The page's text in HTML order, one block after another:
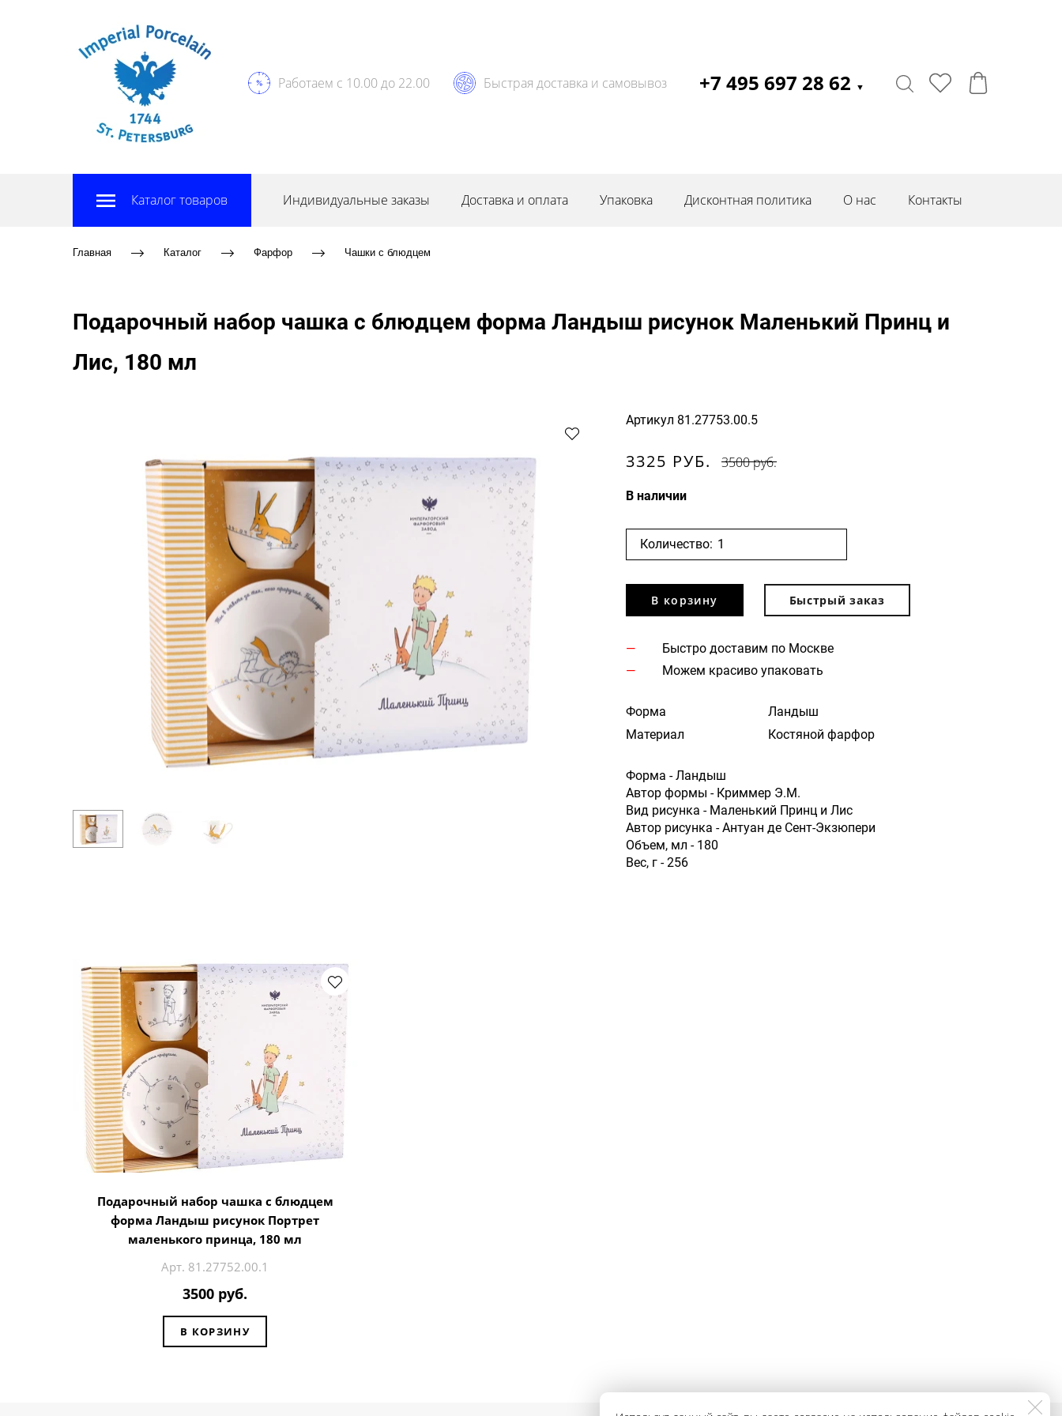
Работаем с 10.00 до 22.00 Быстрая доставка и самовывоз +7 495 697 28 62 ▼
Каталог товаров Индивидуальные заказы Доставка и оплата Упаковка Дисконтная политика О нас Контакты
Главная Каталог Фарфор Чашки с блюдцем
Подарочный набор чашка с блюдцем форма Ландыш рисунок Маленький Принц и
Лис, 180 мл
Артикул 81.27753.00.5
3325 РУБ. 3500 руб.
В наличии
Количество:
В корзину Быстрый заказ
Быстро доставим по Москве
Можем красиво упаковать
Форма
Ландыш
Материал
Костяной фарфор
Форма - Ландыш
Автор формы - Криммер Э.М.
Вид рисунка - Маленький Принц и Лис
Автор рисунка - Антуан де Сент-Экзюпери
Объем, мл - 180
Вес, г - 256
Подарочный набор чашка с блюдцем
форма Ландыш рисунок Портрет
маленького принца, 180 мл
Арт. 81.27752.00.1
3500 руб.
В КОРЗИНУ